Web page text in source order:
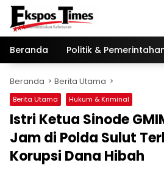
Langsung
konten
Beranda
Politik &
Beranda Berita Utama
Berita Utama Hukum & Kriminal
Istri Ketua Sinode
Jam di Polda Sulut
Korupsi Dana Hibah